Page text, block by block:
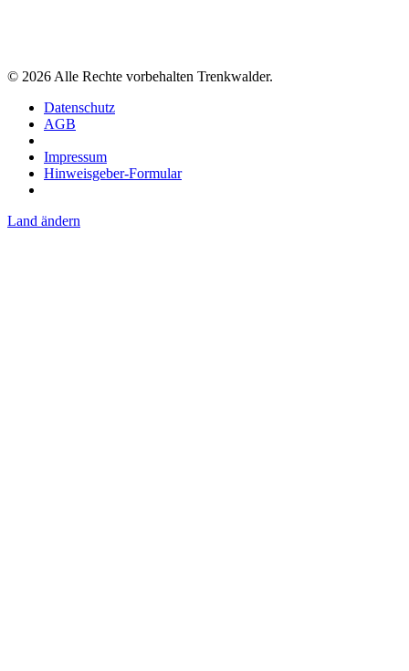
© 2026 Alle Rechte vorbehalten Trenkwalder.
Datenschutz
AGB
Impressum
Hinweisgeber-Formular
Land ändern